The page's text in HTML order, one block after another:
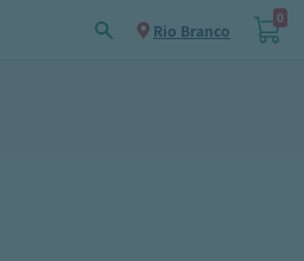
Rio Branco
0